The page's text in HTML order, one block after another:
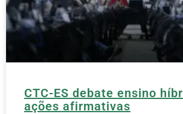
CTC-ES debate ensino
ações afirmativas